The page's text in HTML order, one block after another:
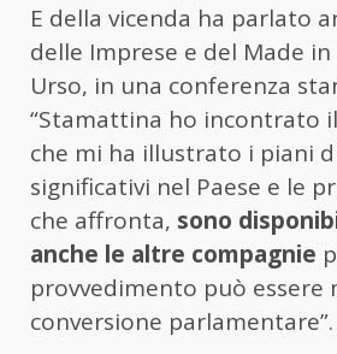
E della vicenda ha parlato
delle Imprese e del Made
Urso, in una conferenza
“Stamattina ho incontrato
che mi ha illustrato i piani
significativi nel Paese e le
che affronta, sono
anche le altre compagnie
provvedimento può essere
conversione parlamentare”.